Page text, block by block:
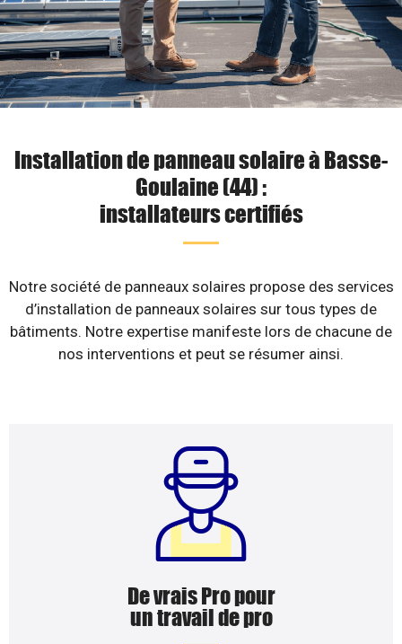
Installation de panneau solaire à Basse-
Goulaine (44) :
installateurs certifiés
Notre société de panneaux solaires propose des services
d’installation de panneaux solaires sur tous types de
bâtiments. Notre expertise manifeste lors de chacune de
nos interventions et peut se résumer ainsi.
De vrais Pro pour
un travail de pro